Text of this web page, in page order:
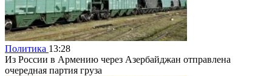
Политика 13:28
Из России в Армению через Азербайджан отправлена
очередная партия груза